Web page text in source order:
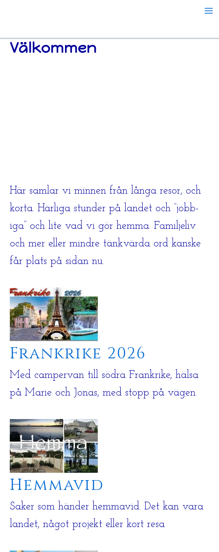
Välkommen
Här samlar vi minnen från långa resor, och
korta. Härliga stunder på landet och ”jobb-
iga” och lite vad vi gör hemma. Familjeliv
och mer eller mindre tänkvärda ord kanske
får plats på sidan nu.
Frankrike 2026
Med campervan till södra Frankrike, hälsa
på Marie och Jonas, med stopp på vägen.
Hemmavid
Saker som händer hemmavid. Det kan vara
landet, något projekt eller kort resa